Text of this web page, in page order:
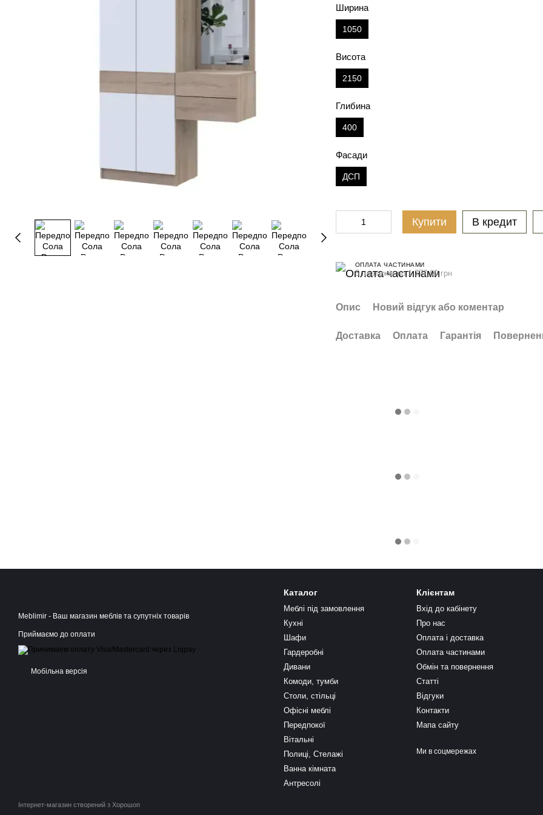
Ширина
1050
Висота
2150
Глибина
400
Фасади
ДСП
Купити В кредит
ОПЛАТА ЧАСТИНАМИ
5 платежів по 1 777.00 грн
Опис Новий відгук або коментар
Доставка Оплата Гарантія
Meblimir - Ваш магазин меблів та супутніх товарів
Приймаємо до оплати
Мобільна версія
Інтернет-магазин створений з Хорошоп
Каталог
Меблі під замовлення
Кухні
Шафи
Гардеробні
Дивани
Комоди, тумби
Столи, стільці
Офісні меблі
Передпокої
Вітальні
Полиці, Стелажі
Ванна кімната
Антресолі
Клієнтам
Вхід до кабінету
Про нас
Оплата і доставка
Оплата частинами
Обмін та повернення
Статті
Відгуки
Контакти
Мапа сайту
Ми в соцмережах